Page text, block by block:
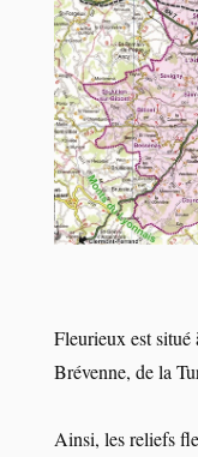
Fleurieux est situé
Brévenne, de la
Ainsi, les reliefs